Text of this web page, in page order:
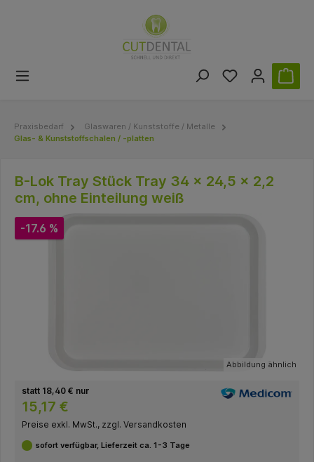
Praxisbedarf
Glaswaren / Kunststoffe / Metalle
Glas- & Kunststoffschalen / -platten
B-Lok Tray Stück Tray 34 x 24,5 x 2,2
cm, ohne Einteilung weiß
-17.6 %
Abbildung ähnlich
statt 18,40 € nur
15,17 €
Preise exkl. MwSt., zzgl. Versandkosten
sofort verfügbar, Lieferzeit ca. 1-3 Tage